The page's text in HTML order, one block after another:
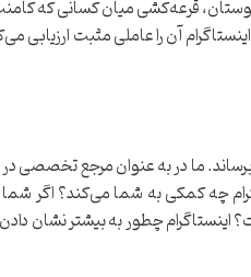
قرعه‌کشی میان کسانی که کامنت
آن را عاملی مثبت ارزیابی
برساند. ما در به عنوان مرجع
چه کمکی به شما می‌کند؟ اگر
چطور به بیشتر نشان